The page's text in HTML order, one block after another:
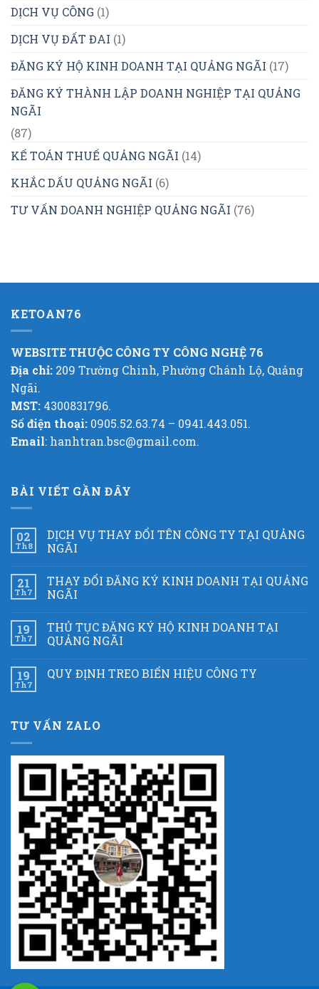
DỊCH VỤ CÔNG (1)
DỊCH VỤ ĐẤT ĐAI (1)
ĐĂNG KÝ HỘ KINH DOANH TẠI QUẢNG NGÃI (17)
ĐĂNG KÝ THÀNH LẬP DOANH NGHIỆP TẠI QUẢNG
NGÃI
(87)
KẾ TOÁN THUẾ QUẢNG NGÃI (14)
KHẮC DẤU QUẢNG NGÃI (6)
TƯ VẤN DOANH NGHIỆP QUẢNG NGÃI (76)
KETOAN76
WEBSITE THUỘC CÔNG TY CÔNG NGHỆ 76
Địa chỉ: 209 Trường Chinh, Phường Chánh Lộ, Quảng
Ngãi.
MST: 4300831796.
Số điện thoại: 0905.52.63.74 – 0941.443.051.
Email: hanhtran.bsc@gmail.com.
BÀI VIẾT GẦN ĐÂY
02
Th8
DỊCH VỤ THAY ĐỔI TÊN CÔNG TY TẠI QUẢNG
NGÃI
21
Th7
THAY ĐỔI ĐĂNG KÝ KINH DOANH TẠI QUẢNG
NGÃI
19
Th7
THỦ TỤC ĐĂNG KÝ HỘ KINH DOANH TẠI
QUẢNG NGÃI
19
Th7
QUY ĐỊNH TREO BIỂN HIỆU CÔNG TY
TƯ VẤN ZALO